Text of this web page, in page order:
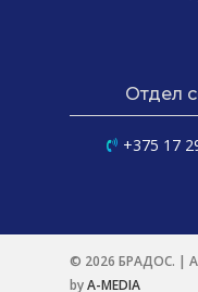
Отдел
+375 17
© 2026 БРАДОС. |
byA-MEDIA